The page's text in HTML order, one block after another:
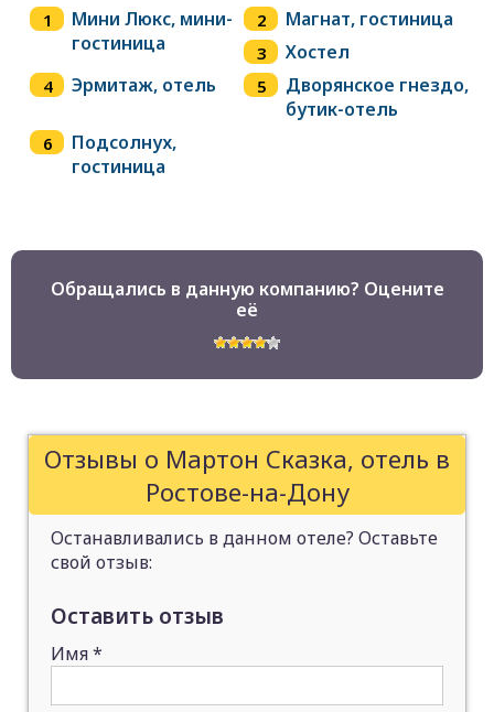
Мини Люкс, мини-
гостиница
Магнат, гостиница
Хостел
Эрмитаж, отель
Дворянское гнездо,
бутик-отель
Подсолнух,
гостиница
Обращались в данную компанию? Оцените
её
Отзывы о Мартон Сказка, отель в
Ростове-на-Дону
Останавливались в данном отеле? Оставьте
свой отзыв:
Оставить отзыв
Имя*